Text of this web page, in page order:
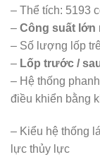
– Thể tích: 5193
– Công suất lớn
– Số lượng lốp
– Lốp trước /
– Hệ thống
điều khiển bằng
– Kiểu hệ thống
lực thủy lực